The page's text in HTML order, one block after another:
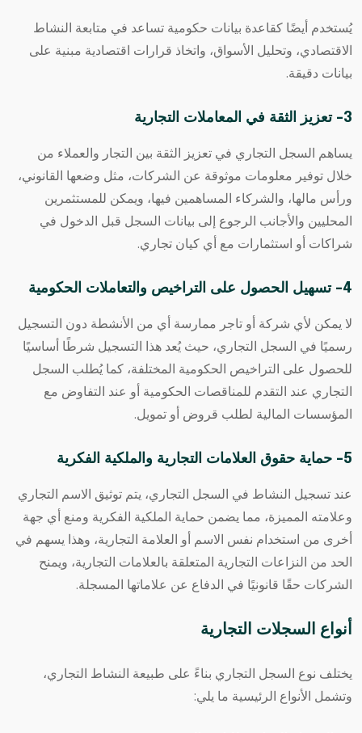
يُستخدم أيضًا كقاعدة بيانات حكومية تساعد في متابعة النشاط
الاقتصادي، وتحليل الأسواق، واتخاذ قرارات اقتصادية مبنية على
بيانات دقيقة.
3- تعزيز الثقة في المعاملات التجارية
يساهم السجل التجاري في تعزيز الثقة بين التجار والعملاء من
خلال توفير معلومات موثوقة عن الشركات، مثل وضعها القانوني،
ورأس مالها، والشركاء المساهمين فيها، ويمكن للمستثمرين
المحليين والأجانب الرجوع إلى بيانات السجل قبل الدخول في
شراكات أو استثمارات مع أي كيان تجاري.
4- تسهيل الحصول على التراخيص والتعاملات الحكومية
لا يمكن لأي شركة أو تاجر ممارسة أي من الأنشطة دون التسجيل
رسميًا في السجل التجاري، حيث يُعد هذا التسجيل شرطًا أساسيًا
للحصول على التراخيص الحكومية المختلفة، كما يُطلب السجل
التجاري عند التقدم للمناقصات الحكومية أو عند التفاوض مع
المؤسسات المالية لطلب قروض أو تمويل.
5- حماية حقوق العلامات التجارية والملكية الفكرية
عند تسجيل النشاط في السجل التجاري، يتم توثيق الاسم التجاري
وعلامته المميزة، مما يضمن حماية الملكية الفكرية ومنع أي جهة
أخرى من استخدام نفس الاسم أو العلامة التجارية، وهذا يسهم في
الحد من النزاعات التجارية المتعلقة بالعلامات التجارية، ويمنح
الشركات حقًا قانونيًا في الدفاع عن علاماتها المسجلة.
أنواع السجلات التجارية
يختلف نوع السجل التجاري بناءً على طبيعة النشاط التجاري،
وتشمل الأنواع الرئيسية ما يلي: